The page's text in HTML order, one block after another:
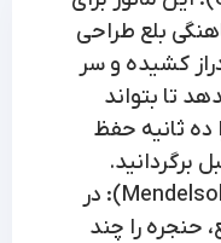
بلع طراحی
کشیده و سر
تا بتواند
ده ثانیه حفظ
برگردانید.
مانور مندلسون (Mendelsohn Maneuver): در
حنجره را چند